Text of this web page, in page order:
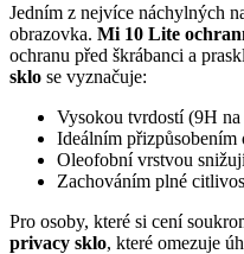
Jedním z nejvíce náchylných
obrazovka. Mi 10 Lite
ochranu před škrábanci a
sklo se vyznačuje:
Vysokou tvrdostí (9H
Ideálním přizpůsobením
Oleofobní vrstvou
Zachováním plné
Pro osoby, které si cení
privacy sklo, které omezuje